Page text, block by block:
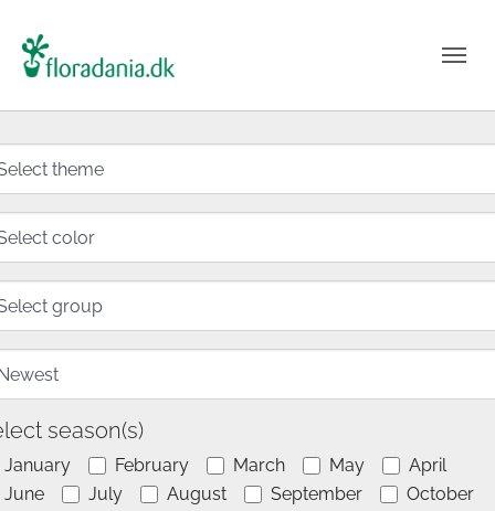
season(s)
January February March May
April
June
July August September
October